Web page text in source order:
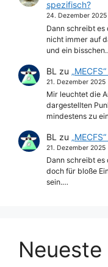
spezifisch?
24. Dezember 2025
Dann schreibt
nicht immer auf
und ein
BL zu
21. Dezember 2025
Mir leuchtet die
dargestellten
mindestens zu
BL zu
21. Dezember 2025
Dann schreibt es
doch für bloße
sein.…